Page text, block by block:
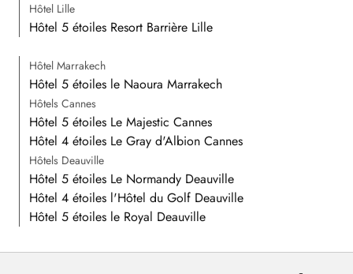
Hôtel Lille
Hôtel 5 étoiles Resort Barrière Lille
Hôtel Marrakech
Hôtel 5 étoiles le Naoura Marrakech
Hôtels Cannes
Hôtel 5 étoiles Le Majestic Cannes
Hôtel 4 étoiles Le Gray d'Albion Cannes
Hôtels Deauville
Hôtel 5 étoiles Le Normandy Deauville
Hôtel 4 étoiles l'Hôtel du Golf Deauville
Hôtel 5 étoiles le Royal Deauville